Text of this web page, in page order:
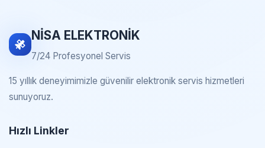
NİSA ELEKTRONİK
7/24 Profesyonel Servis
15 yıllık deneyimimizle güvenilir elektronik servis hizmetleri
sunuyoruz.
Hızlı Linkler